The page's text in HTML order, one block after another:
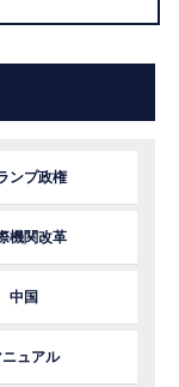
ンプ政権
機関改革
中国
ニュアル